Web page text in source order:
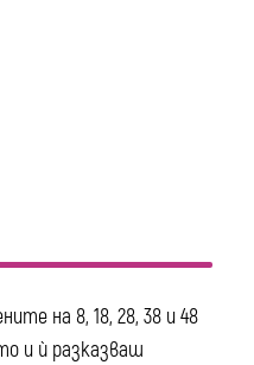
на 8, 18, 28, 38 и 48
и ѝ разказваш